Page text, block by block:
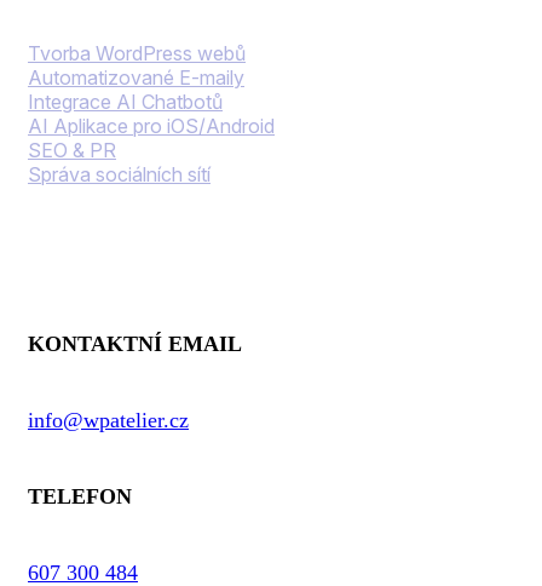
Tvorba WordPress webů
Automatizované E-maily
Integrace AI Chatbotů
AI Aplikace pro iOS/Android
SEO & PR
Správa sociálních sítí
KONTAKTNÍ EMAIL
info@wpatelier.cz
TELEFON
607 300 484